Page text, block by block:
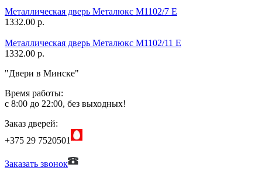
Металлическая дверь Металюкс М1102/7 Е
1332.00 р.
Металлическая дверь Металюкс М1102/11 Е
1332.00 р.
"Двери в Минске"
Время работы:
с 8:00 до 22:00, без выходных!
Заказ дверей:
+375 29 7520501
Заказать звонок